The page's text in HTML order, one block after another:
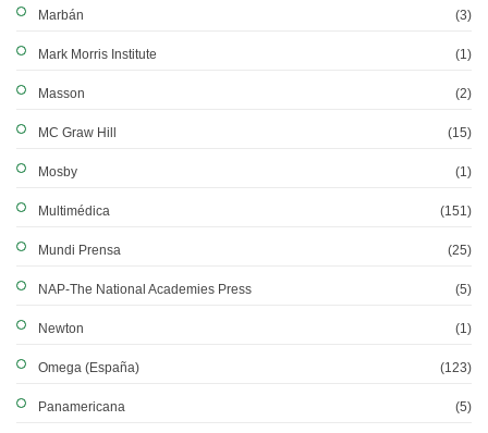
Marbán (3)
Mark Morris Institute (1)
Masson (2)
MC Graw Hill (15)
Mosby (1)
Multimédica (151)
Mundi Prensa (25)
NAP-The National Academies Press (5)
Newton (1)
Omega (España) (123)
Panamericana (5)